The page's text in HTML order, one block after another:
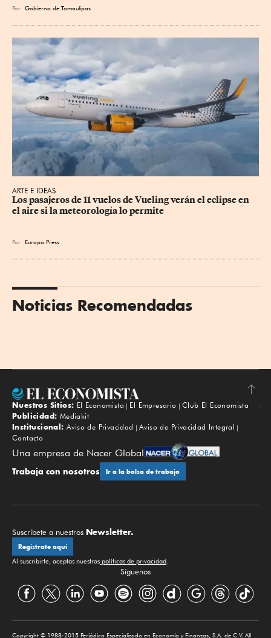
Por Gobierno de Tamaulipas
ARTE E IDEAS
Los pasajeros de 11 vuelos de Vueling verán el eclipse en
el aire si la meteorología lo permite
Por Europa Press
Noticias Recomendadas
Subir
Nuestros Sitios: El Economista El Empresario
Club El Economista
Publicidad: Mediakit
Institucional: Aviso de Privacidad
Aviso de Privacidad Integral
Contacto
Una empresa de Nacer Global
Trabaja con nosotros Ir a la bolsa de trabajo
Suscríbete a nuestros Newsletter.
Regístrate aquí
Al suscribirte, aceptas nuestras políticas de privacidad.
Síguenos
Copyright © 1988-2015 Periódico Especializado en Economía y Finanzas, S.A. de C.V. All